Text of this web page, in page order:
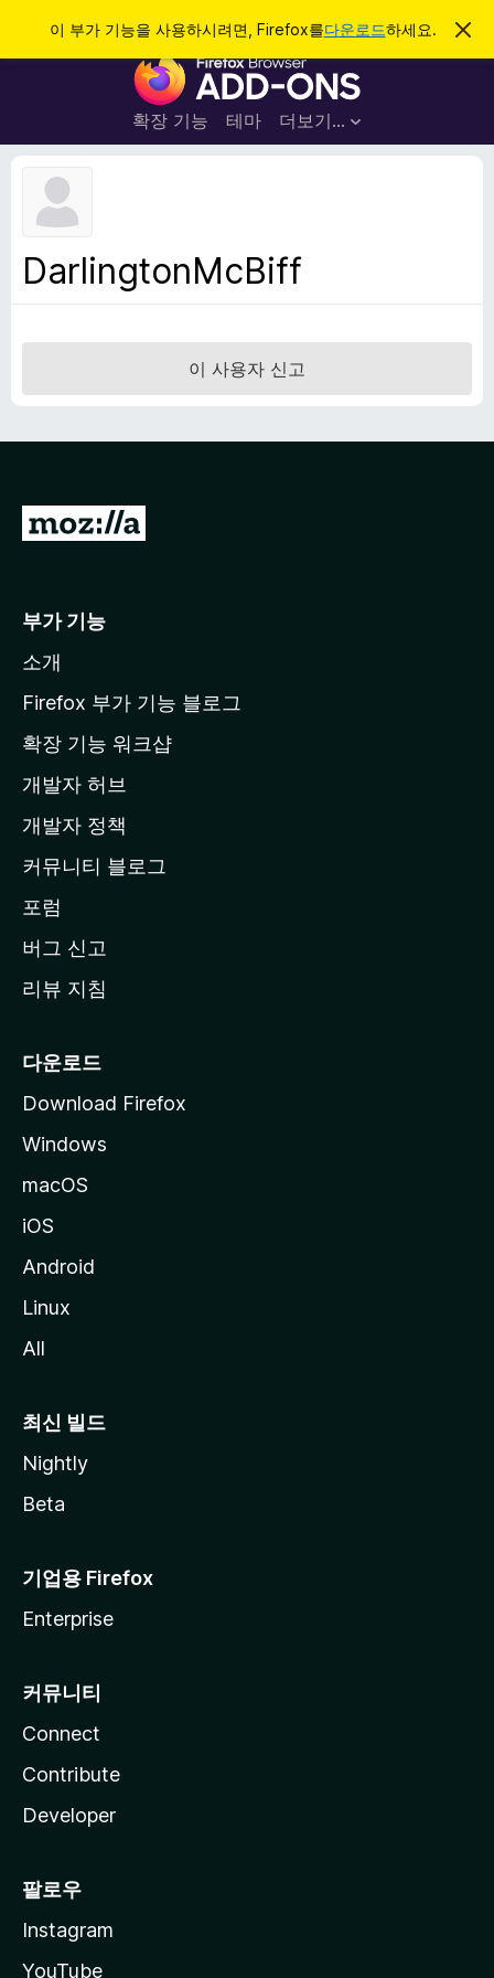
이 부가 기능을 사용하시려면, Firefox를다운로드하세요.
이
림
F
r
e
라
가
확장 기능 테마 더보기…
로그인
DarlingtonMcBiff
이 사용자 신고
M
l
a
페
이
지
이
동
부가 기능
소개
Firefox 부가 기능 블로그
확장 기능 워크샵
개발자 허브
개발자 정책
커뮤니티 블로그
포럼
버그 신고
리뷰 지침
다운로드
Download Firefox
Windows
macOS
iOS
Android
Linux
All
최신 빌드
Nightly
Beta
기업용 Firefox
Enterprise
커뮤니티
Connect
Contribute
Developer
팔로우
Instagram
YouTube